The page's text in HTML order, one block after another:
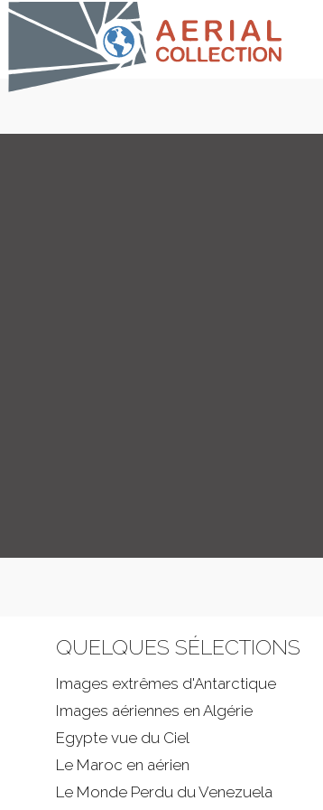
QUELQUES SÉLECTIONS
Images extrêmes d'Antarctique
Images aériennes en Algérie
Egypte vue du Ciel
Le Maroc en aérien
Le Monde Perdu du Venezuela